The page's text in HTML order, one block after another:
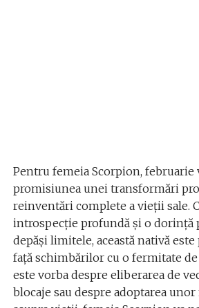
Pentru femeia Scorpion, februarie
promisiunea unei transformări
reinventări complete a vieții sale.
introspecție profundă și o dorință
depăși limitele, această nativă este
față schimbărilor cu o fermitate
este vorba despre eliberarea de
blocaje sau despre adoptarea